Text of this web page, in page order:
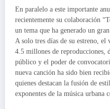
En paralelo a este importante
recientemente su colaboración
un tema que ha generado un
A solo tres días de su estreno,
4.5 millones de reproducciones,
público y el poder de
nueva canción ha sido bien
quienes destacan la fusión de
exponentes de la música urbana